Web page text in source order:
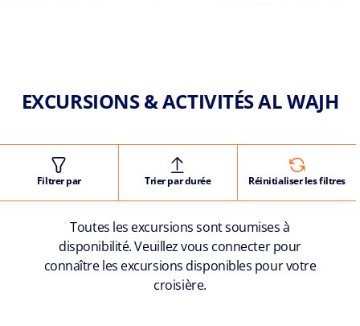
EXCURSIONS & ACTIVITÉS AL WAJH
Filtrer par Trier par durée Réinitialiser les filtres
Toutes les excursions sont soumises à
disponibilité. Veuillez vous connecter pour
connaître les excursions disponibles pour votre
croisière.